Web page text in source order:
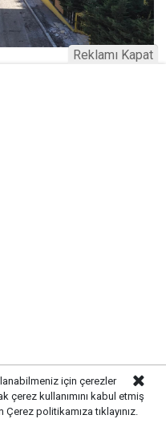
için çerezler
çerez kullanımını kabul etmiş
Çerez politikamıza tıklayınız.
Reklamı Kapat